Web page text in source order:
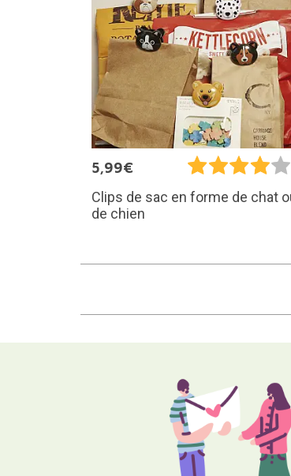
5,99€
Clips de sac en forme de chat
de chien